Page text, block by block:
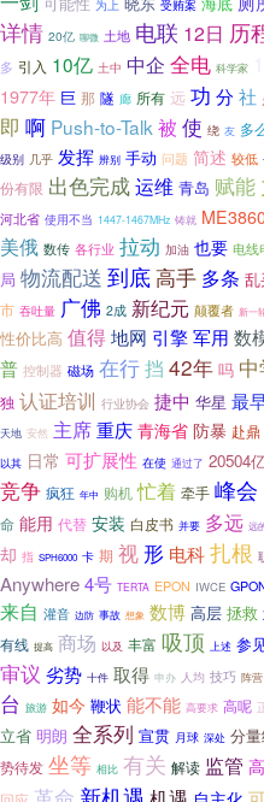
为上 受贿案
详情 20亿 聊微 土地 电联 12日 历
多 引入 10亿 土中 中企 全电 科学家
1977年 巨 那 隧 廊 所有 远 功 分社
即 啊 Push-to-Talk 被 使 绕 友 多
级别 几乎 发挥 辨别 手动 问题 简述 较低
份有限 出色完成运维 青岛 赋能
河北省 使用不当 1447-1467MHz 铸就
美俄 数传 各行业 拉动 加油 也要 电线
局 物流配送 到底高手 多条
市 吞吐量 广佛 2成 新纪元 颠覆者 新一
性价比高 值得地网 引擎 军用 数
普 控制器 磁场 在行挡 42年 吗
独 认证培训 行业协会 捷中 华星 最
天地 安然 主席重庆 青海省 防暴 赴鼎
以其 日常 可扩展性 在使 通过了 20504
竞争 疯狂 年中 购机 忙着 牵手 峰会
命 能用 代替 安装 白皮书 并要 多远 远
却 指 SPH6000 卡 期 视 形 电科扎根
Anywhere4号 TERTA EPON IWCE
来自 灌音 边防 事故 想象 数博 高层 拯救
有线 提高 商场 以及 丰富 吸顶 上述 参
审议 劣势 十件 取得 申办 人均 技巧 阵营
台 旅游 如今 鞭状 能不能 高要求 高呢
立省 明朗 全系列 宣贯 月球 深处 分
势待发 坐等 相比 有关 解读 监管